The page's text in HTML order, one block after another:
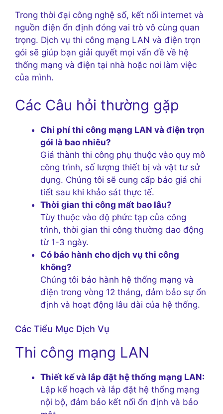
Trong thời đại công nghệ số, kết nối internet và
nguồn điện ổn định đóng vai trò vô cùng quan
trọng. Dịch vụ thi công mạng LAN và điện trọn
gói sẽ giúp bạn giải quyết mọi vấn đề về hệ
thống mạng và điện tại nhà hoặc nơi làm việc
của mình.
Các Câu hỏi thường gặp
Chi phí thi công mạng LAN và điện trọn
gói là bao nhiêu?
Giá thành thi công phụ thuộc vào quy mô
công trình, số lượng thiết bị và vật tư sử
dụng. Chúng tôi sẽ cung cấp báo giá chi
tiết sau khi khảo sát thực tế.
Thời gian thi công mất bao lâu?
Tùy thuộc vào độ phức tạp của công
trình, thời gian thi công thường dao động
từ 1-3 ngày.
Có bảo hành cho dịch vụ thi công
không?
Chúng tôi bảo hành hệ thống mạng và
điện trong vòng 12 tháng, đảm bảo sự ổn
định và hoạt động lâu dài của hệ thống.
Các Tiểu Mục Dịch Vụ
Thi công mạng LAN
Thiết kế và lắp đặt hệ thống mạng LAN:
Lập kế hoạch và lắp đặt hệ thống mạng
nội bộ, đảm bảo kết nối ổn định và bảo